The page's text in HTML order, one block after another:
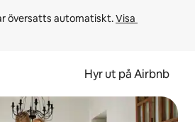
översatts automatiskt. Visa
Hyr ut på Airbnb